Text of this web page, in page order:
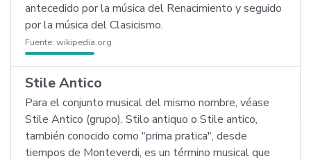
antecedido por la música del Renacimiento y seguido
por la música del Clasicismo.
Fuente: wikipedia.org
Stile Antico
Para el conjunto musical del mismo nombre, véase
Stile Antico (grupo). Stilo antiquo o Stile antico,
también conocido como "prima pratica", desde
tiempos de Monteverdi, es un término musical que